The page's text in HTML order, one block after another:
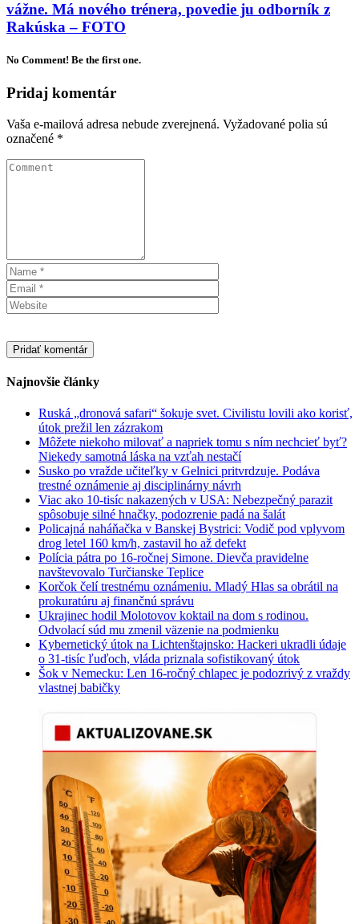
vážne. Má nového trénera, povedie ju odborník z
Rakúska – FOTO
No Comment! Be the first one.
Pridaj komentár
Vaša e-mailová adresa nebude zverejnená. Vyžadované polia sú
označené *
Najnovšie články
Ruská „dronová safari“ šokuje svet. Civilistu lovili ako korisť,
útok prežil len zázrakom
Môžete niekoho milovať a napriek tomu s ním nechcieť byť?
Niekedy samotná láska na vzťah nestačí
Susko po vražde učiteľky v Gelnici pritvrdzuje. Podáva
trestné oznámenie aj disciplinárny návrh
Viac ako 10-tisíc nakazených v USA: Nebezpečný parazit
spôsobuje silné hnačky, podozrenie padá na šalát
Policajná naháňačka v Banskej Bystrici: Vodič pod vplyvom
drog letel 160 km/h, zastavil ho až defekt
Polícia pátra po 16-ročnej Simone. Dievča pravidelne
navštevovalo Turčianske Teplice
Korčok čelí trestnému oznámeniu. Mladý Hlas sa obrátil na
prokuratúru aj finančnú správu
Ukrajinec hodil Molotovov koktail na dom s rodinou.
Odvolací súd mu zmenil väzenie na podmienku
Kybernetický útok na Lichtenštajnsko: Hackeri ukradli údaje
o 31-tisíc ľuďoch, vláda priznala sofistikovaný útok
Šok v Nemecku: Len 16-ročný chlapec je podozrivý z vraždy
vlastnej babičky